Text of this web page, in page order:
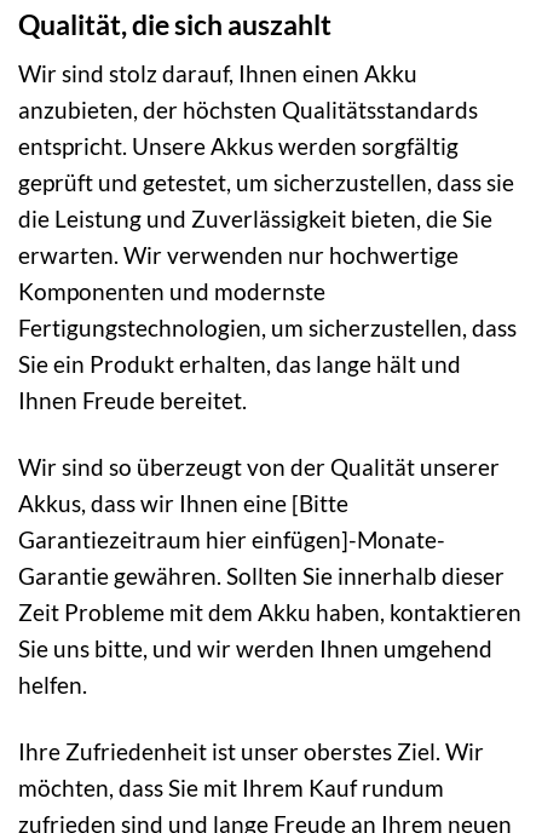
Qualität, die sich auszahlt
Wir sind stolz darauf, Ihnen einen Akku
anzubieten, der höchsten Qualitätsstandards
entspricht. Unsere Akkus werden sorgfältig
geprüft und getestet, um sicherzustellen, dass sie
die Leistung und Zuverlässigkeit bieten, die Sie
erwarten. Wir verwenden nur hochwertige
Komponenten und modernste
Fertigungstechnologien, um sicherzustellen, dass
Sie ein Produkt erhalten, das lange hält und
Ihnen Freude bereitet.
Wir sind so überzeugt von der Qualität unserer
Akkus, dass wir Ihnen eine [Bitte
Garantiezeitraum hier einfügen]-Monate-
Garantie gewähren. Sollten Sie innerhalb dieser
Zeit Probleme mit dem Akku haben, kontaktieren
Sie uns bitte, und wir werden Ihnen umgehend
helfen.
Ihre Zufriedenheit ist unser oberstes Ziel. Wir
möchten, dass Sie mit Ihrem Kauf rundum
zufrieden sind und lange Freude an Ihrem neuen